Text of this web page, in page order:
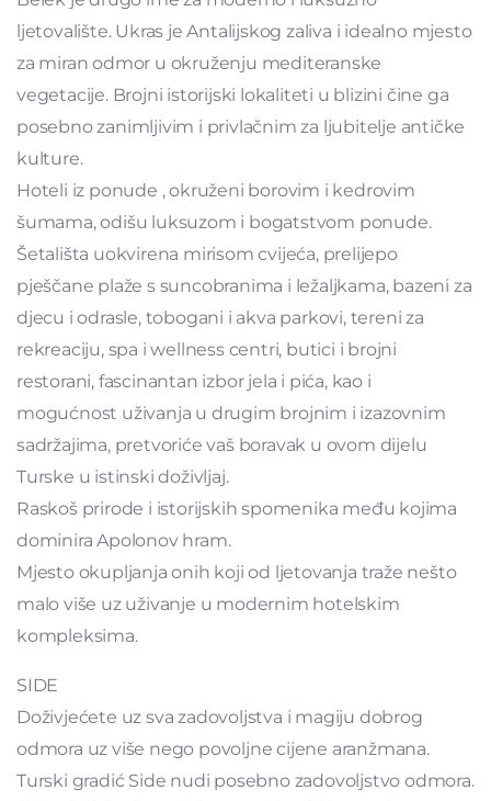
ljetovalište. Ukras je Antalijskog zaliva i idealno mjesto
za miran odmor u okruženju mediteranske
vegetacije. Brojni istorijski lokaliteti u blizini čine ga
posebno zanimljivim i privlačnim za ljubitelje antičke
kulture.
Hoteli iz ponude , okruženi borovim i kedrovim
šumama, odišu luksuzom i bogatstvom ponude.
Šetališta uokvirena mirisom cvijeća, prelijepo
pješčane plaže s suncobranima i ležaljkama, bazeni za
djecu i odrasle, tobogani i akva parkovi, tereni za
rekreaciju, spa i wellness centri, butici i brojni
restorani, fascinantan izbor jela i pića, kao i
mogućnost uživanja u drugim brojnim i izazovnim
sadržajima, pretvoriće vaš boravak u ovom dijelu
Turske u istinski doživljaj.
Raskoš prirode i istorijskih spomenika među kojima
dominira Apolonov hram.
Mjesto okupljanja onih koji od ljetovanja traže nešto
malo više uz uživanje u modernim hotelskim
kompleksima.
SIDE
Doživjećete uz sva zadovoljstva i magiju dobrog
odmora uz više nego povoljne cijene aranžmana.
Turski gradić Side nudi posebno zadovoljstvo odmora.